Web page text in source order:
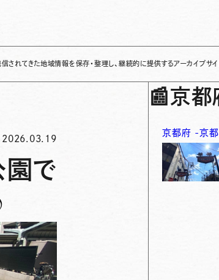
域情報を保存・整理し、継続的に提供するアーカイブサイトです✌ 「
2026.03.19
園で
📰京都
京都府 -京